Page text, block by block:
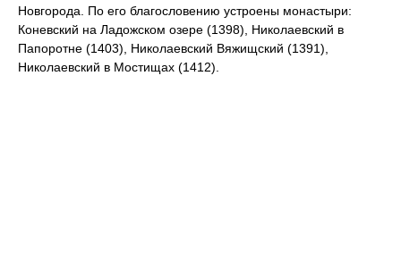
Новгорода. По его благословению устроены монастыри:
Коневский на Ладожском озере (1398), Николаевский в
Папоротне (1403), Николаевский Вяжищский (1391),
Николаевский в Мостищах (1412).